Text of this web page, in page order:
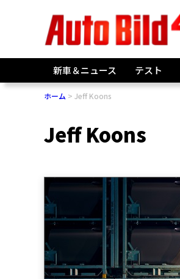
新車＆ニュース テスト
ホーム Jeff Koons
Jeff Koons